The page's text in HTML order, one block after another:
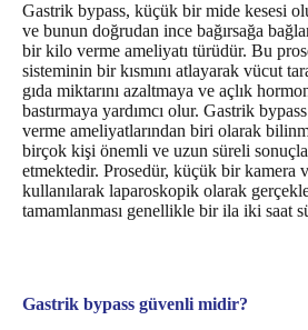
Gastrik bypass, küçük bir mide kesesi
ve bunun doğrudan ince bağırsağa
bir kilo verme ameliyatı türüdür. Bu
sisteminin bir kısmını atlayarak vücut
gıda miktarını azaltmaya ve açlık
bastırmaya yardımcı olur. Gastrik
verme ameliyatlarından biri olarak
birçok kişi önemli ve uzun süreli
etmektedir. Prosedür, küçük bir kamera
kullanılarak laparoskopik olarak
tamamlanması genellikle bir ila iki saat
Gastrik bypass güvenli midir?